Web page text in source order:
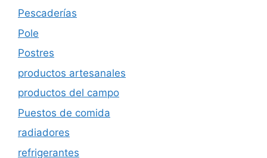
Pescaderías
Pole
Postres
productos artesanales
productos del campo
Puestos de comida
radiadores
refrigerantes